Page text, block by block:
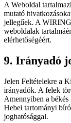
A Weboldal
mutató
jellegűek. A
weboldalak
elérhetőségéért.
9. Irányadó
Jelen Feltételekre a
irányadók. A felek
Amennyiben a békés
Hebei tartományi
joghatósággal.